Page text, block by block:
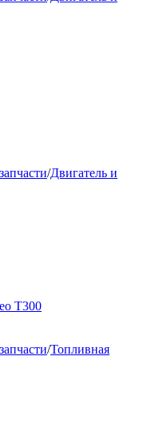
/Двигатель и
T300
/Топливная